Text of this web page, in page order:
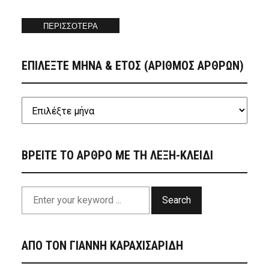
ΠΕΡΙΣΣΟΤΕΡΑ
ΕΠΙΛΕΞΤΕ ΜΗΝΑ & ΕΤΟΣ (ΑΡΙΘΜΟΣ ΑΡΘΡΩΝ)
ΒΡΕΙΤΕ ΤΟ ΑΡΘΡΟ ΜΕ ΤΗ ΛΕΞΗ-ΚΛΕΙΔΙ
Search
ΑΠΟ ΤΟΝ ΓΙΑΝΝΗ ΚΑΡΑΧΙΣΑΡΙΔΗ